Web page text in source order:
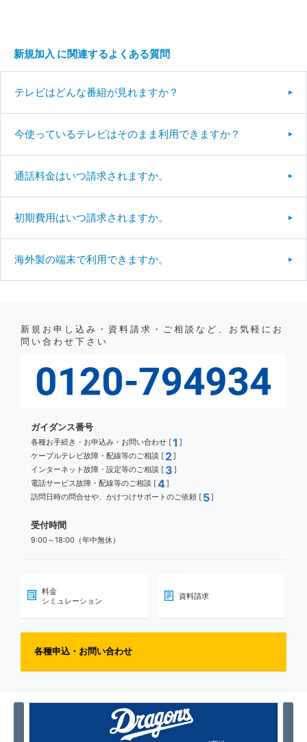
新規加入 に関連するよくある質問
テレビはどんな番組が見れますか？
今使っているテレビはそのまま利用できますか？
通話料金はいつ請求されますか。
初期費用はいつ請求されますか。
海外製の端末で利用できますか。
新規お申し込み・資料請求・ご相談など、お気軽にお
問い合わせ下さい
ガイダンス番号
各種お手続き・お申込み・お問い合わせ [1 ]
ケーブルテレビ故障・配線等のご相談 [ 2]
インターネット故障・設定等のご相談 [ 3 ]
電話サービス故障・配線等のご相談 [4]
訪問日時の問合せや、かけつけサポートのご依頼 [ 5]
受付時間
9:00～18:00（年中無休）
料金
シミュレーション
資料請求
各種申込・お問い合わせ